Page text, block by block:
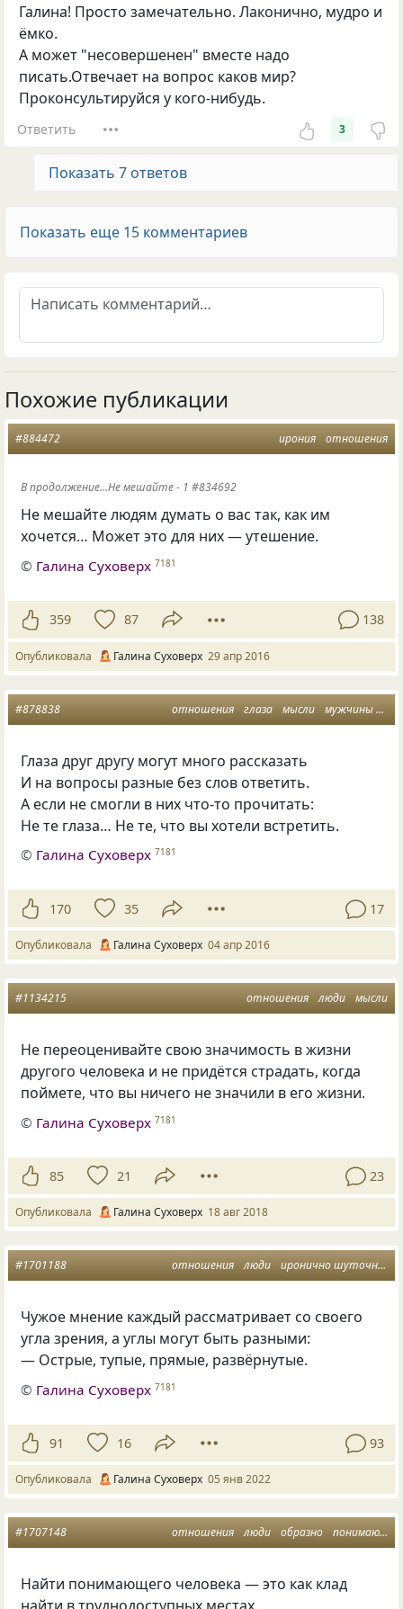
Галина! Просто замечательно. Лаконично, мудро и
ёмко.
А может "несовершенен" вместе надо
писать.Отвечает на вопрос каков мир?
Проконсультируйся у кого-нибудь.
Ответить 3
Показать 7 ответов
Показать еще 15 комментариев
Похожие публикации
ирония отношения
#884472
В продолжение...Не мешайте - 1 #834692
Не мешайте людям думать о вас так, как им
хочется… Может это для них — утешение.
© Галина Суховерх 7181
359 87 138
Опубликовала Галина Суховерх 29 апр 2016
отношения глаза мысли мужчины и женщины
#878838
Глаза друг другу могут много рассказать
И на вопросы разные без слов ответить.
А если не смогли в них что-то прочитать:
Не те глаза… Не те, что вы хотели встретить.
© Галина Суховерх 7181
170 35 17
Опубликовала Галина Суховерх 04 апр 2016
отношения люди мысли
#1134215
Не переоценивайте свою значимость в жизни
другого человека и не придётся страдать, когда
поймете, что вы ничего не значили в его жизни.
© Галина Суховерх 7181
85 21 23
Опубликовала Галина Суховерх 18 авг 2018
отношения люди иронично шуточное
#1701188
Чужое мнение каждый рассматривает со своего
угла зрения, а углы могут быть разными:
— Острые, тупые, прямые, развёрнутые.
© Галина Суховерх 7181
91 16 93
Опубликовала Галина Суховерх 05 янв 2022
отношения люди образно понимающий человек
#1707148
Найти понимающего человека — это как клад